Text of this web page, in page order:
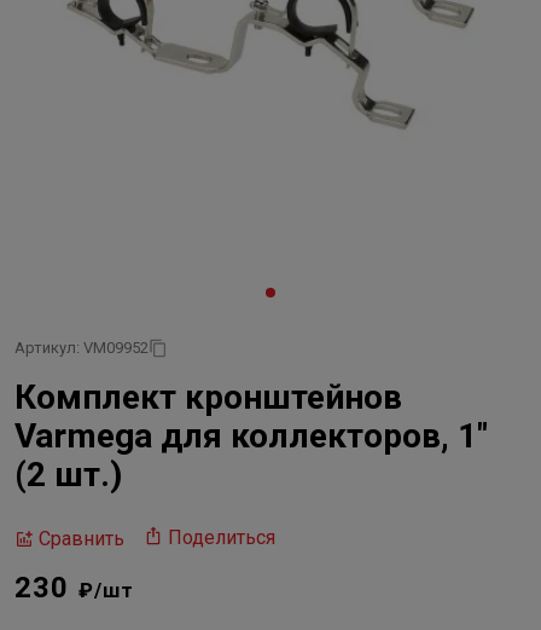
Артикул: VM09952
Комплект кронштейнов
Varmega для коллекторов, 1"
(2 шт.)
Сравнить Поделиться
230 ₽/шт